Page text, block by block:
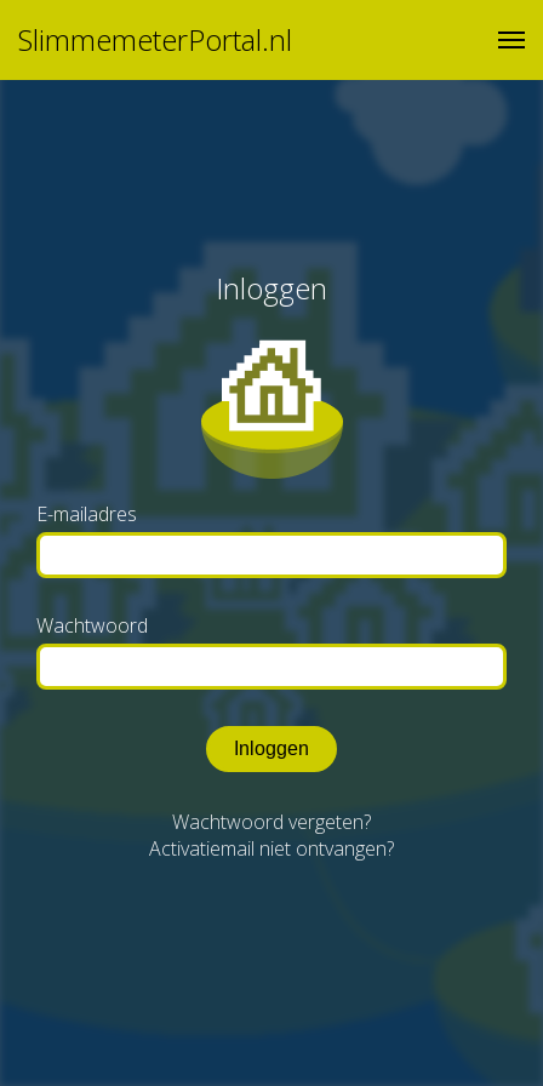
SlimmemeterPortal.nl
Inloggen
E-mailadres
Wachtwoord
Inloggen
Wachtwoord vergeten?
Activatiemail niet ontvangen?